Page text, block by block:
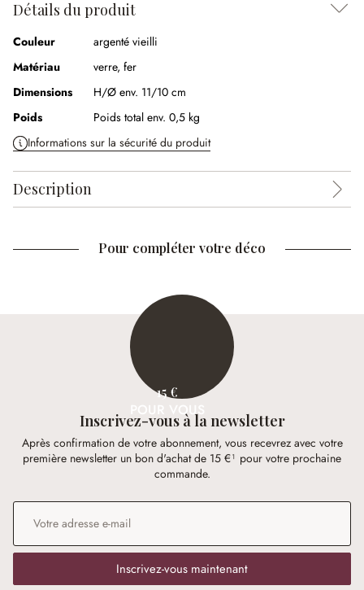
Détails du produit
Couleur
argenté vieilli
Matériau
verre, fer
Dimensions
H/Ø env. 11/10 cm
Poids
Poids total env. 0,5 kg
Informations sur la sécurité du produit
Description
Pour compléter votre déco
15 €
POUR VOUS
Inscrivez-vous à la newsletter
Après confirmation de votre abonnement, vous recevrez avec votre
première newsletter un bon d'achat de 15 €¹ pour votre prochaine
commande.
Adresse e-mail
Inscrivez-vous maintenant